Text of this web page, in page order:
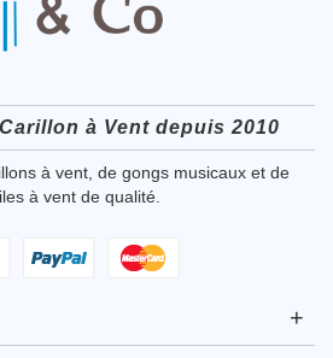
à Vent depuis 2010
à vent, de gongs musicaux et de
à vent de qualité.
+